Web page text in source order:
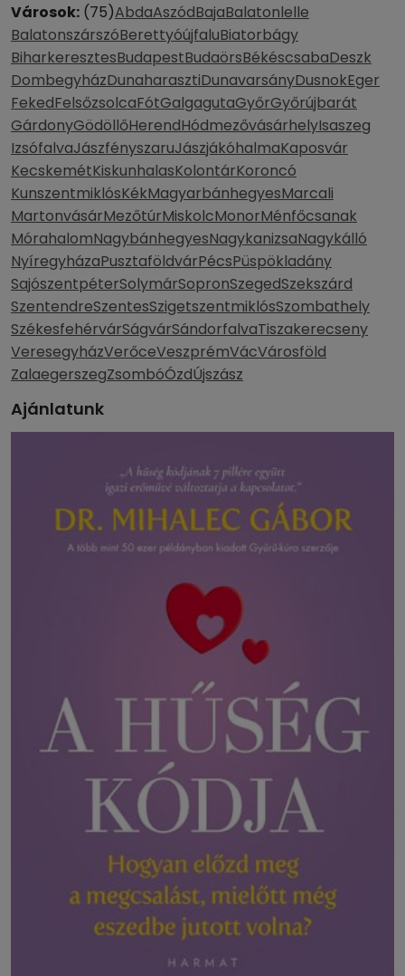
Városok: (75)AbdaAszódBajaBalatonlelle
BalatonszárszóBerettyóújfaluBiatorbágy
BiharkeresztesBudapestBudaörsBékéscsabaDeszk
DombegyházDunaharasztiDunavarsányDusnokEger
FekedFelsőzsolcaFótGalgagutaGyőrGyőrújbarát
GárdonyGödöllőHerendHódmezővásárhelyIsaszeg
IzsófalvaJászfényszaruJászjákóhalmaKaposvár
KecskemétKiskunhalasKolontárKoroncó
KunszentmiklósKékMagyarbánhegyesMarcali
MartonvásárMezőtúrMiskolcMonorMénfőcsanak
MórahalomNagybánhegyesNagykanizsaNagykálló
NyíregyházaPusztaföldvárPécsPüspökladány
SajószentpéterSolymárSopronSzegedSzekszárd
SzentendreSzentesSzigetszentmiklósSzombathely
SzékesfehérvárSágvárSándorfalvaTiszakerecseny
VeresegyházVerőceVeszprémVácVárosföld
ZalaegerszegZsombóÓzdÚjszász
Ajánlatunk